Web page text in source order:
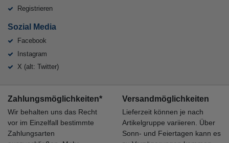
Registrieren
Sozial Media
Facebook
Instagram
X (alt: Twitter)
Zahlungsmöglichkeiten*
Wir behalten uns das Recht
vor im Einzelfall bestimmte
Zahlungsarten
Versandmöglichkeiten
Lieferzeit können je nach
Artikelgruppe variieren. Über
Sonn- und Feiertagen kann es